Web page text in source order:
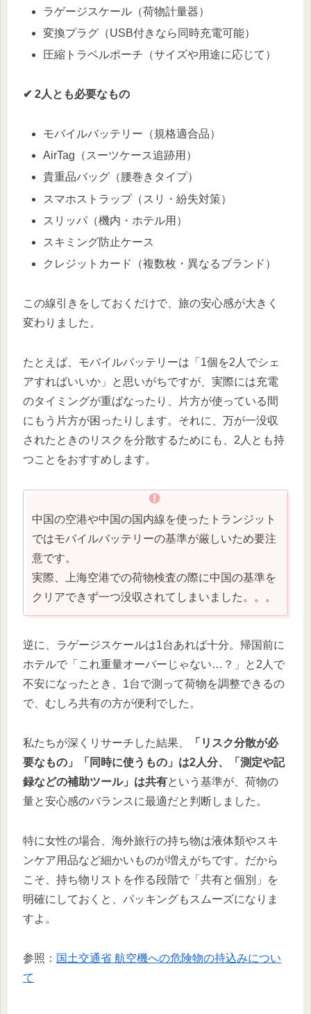
ラゲージスケール（荷物計量器）
変換プラグ（USB付きなら同時充電可能）
圧縮トラベルポーチ（サイズや用途に応じて）
✔ 2人とも必要なもの
モバイルバッテリー（規格適合品）
AirTag（スーツケース追跡用）
貴重品バッグ（腰巻きタイプ）
スマホストラップ（スリ・紛失対策）
スリッパ（機内・ホテル用）
スキミング防止ケース
クレジットカード（複数枚・異なるブランド）
この線引きをしておくだけで、旅の安心感が大きく
変わりました。
たとえば、モバイルバッテリーは「1個を2人でシェ
アすればいいか」と思いがちですが、実際には充電
のタイミングが重ばなったり、片方が使っている間
にもう片方が困ったりします。それに、万が一没収
されたときのリスクを分散するためにも、2人とも持
つことをおすすめします。
中国の空港や中国の国内線を使ったトランジット
ではモバイルバッテリーの基準が厳しいため要注
意です。
実際、上海空港での荷物検査の際に中国の基準を
クリアできず一つ没収されてしまいました。。。
逆に、ラゲージスケールは1台あれば十分。帰国前に
ホテルで「これ重量オーバーじゃない…？」と2人で
不安になったとき、1台で測って荷物を調整できるの
で、むしろ共有の方が便利でした。
私たちが深くリサーチした結果、
「リスク分散が必
要なもの」「同時に使うもの」は2人分、「測定や記
録などの補助ツール」は共有という基準が、荷物の
量と安心感のバランスに最適だと判断しました。
特に女性の場合、海外旅行の持ち物は液体類やスキ
ンケア用品など細かいものが増えがちです。だから
こそ、持ち物リストを作る段階で「共有と個別」を
明確にしておくと、パッキングもスムーズになりま
すよ。
参照： 国土交通省 航空機への危険物の持込みについ
て